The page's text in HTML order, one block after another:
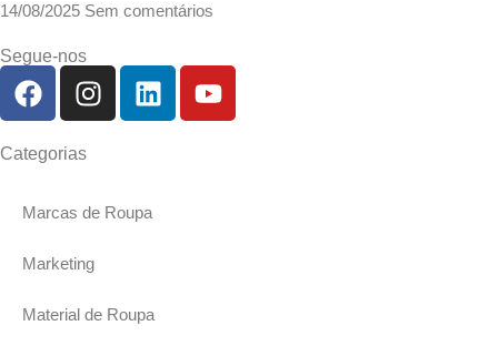
14/08/2025 Sem comentários
Segue-nos
Categorias
Marcas de Roupa
Marketing
Material de Roupa